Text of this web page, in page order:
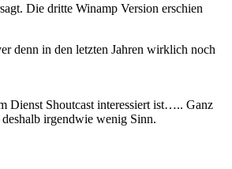
Die dritte Winamp Version erschien
denn in den letzten Jahren wirklich noch
Dienst Shoutcast interessiert ist….. Ganz
irgendwie wenig Sinn.